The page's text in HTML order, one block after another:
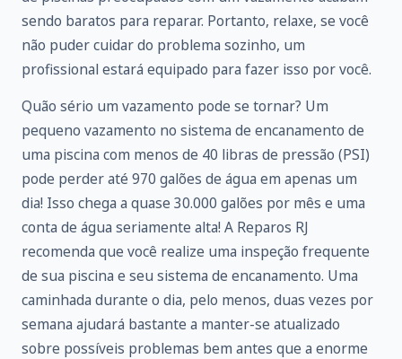
sendo baratos para reparar. Portanto, relaxe, se você
não puder cuidar do problema sozinho, um
profissional estará equipado para fazer isso por você.
Quão sério um vazamento pode se tornar? Um
pequeno vazamento no sistema de encanamento de
uma piscina com menos de 40 libras de pressão (PSI)
pode perder até 970 galões de água em apenas um
dia! Isso chega a quase 30.000 galões por mês e uma
conta de água seriamente alta! A Reparos RJ
recomenda que você realize uma inspeção frequente
de sua piscina e seu sistema de encanamento. Uma
caminhada durante o dia, pelo menos, duas vezes por
semana ajudará bastante a manter-se atualizado
sobre possíveis problemas bem antes que a enorme